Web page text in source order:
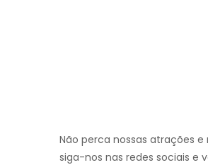
Não perca nossas atrações e
siga-nos nas redes sociais e